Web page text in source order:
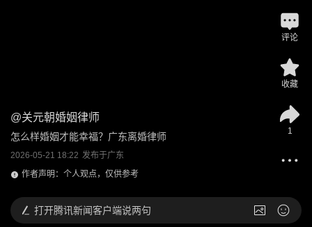
@关元朝婚姻律师
怎么样婚姻才能幸福？广东离婚律师
2026-05-21 18:22 发布于广东
作者声明：个人观点，仅供参考
评论
收藏
1
打开腾讯新闻客户端说两句